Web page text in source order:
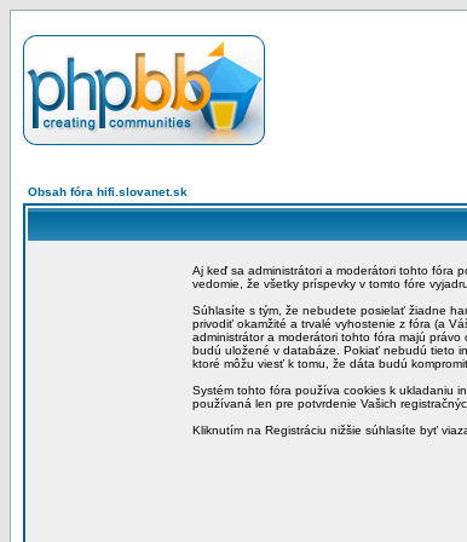
Obsah fóra hifi.slovanet.sk
Aj keď sa administrátori a moderátori tohto fóra
vedomie, že všetky príspevky v tomto fóre
Súhlasíte s tým, že nebudete posielať žiadne
privodiť okamžité a trvalé vyhostenie z fóra (a
administrátor a moderátori tohto fóra majú
budú uložené v databáze. Pokiať nebudú tieto
ktoré môžu viesť k tomu, že dáta budú
Systém tohto fóra používa cookies k ukladaniu
používaná len pre potvrdenie Vašich
Kliknutím na Registráciu nižšie súhlasíte byť